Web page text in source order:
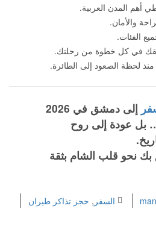
أهم المدن العربية.
والأمان.
الفئات.
في كل خطوة من رحلتك.
منذ لحظة الصعود إلى الطائرة.
إلى دمشق في 2026
بل عودة إلى روح
نحو قلب الشام بثقة
السفر , حجز تذاكر طيران